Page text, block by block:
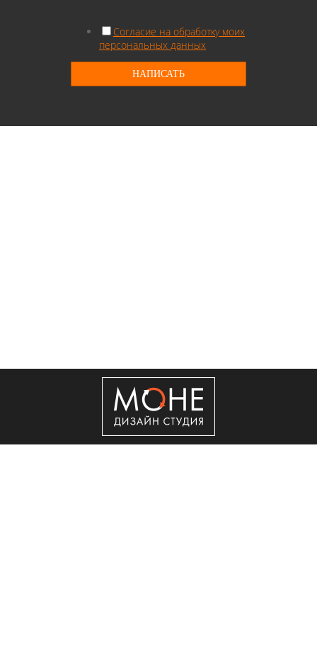
Согласие на обработку моих
персональных данных
НАПИСАТЬ